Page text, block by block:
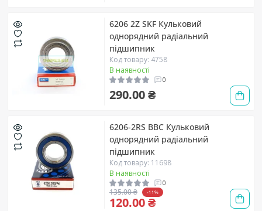
6206 2Z SKF Кульковий
однорядний радіальний
підшипник
Код товару: 4758
В наявності
0
290.00 ₴
6206-2RS BBC Кульковий
однорядний радіальний
підшипник
Код товару: 11698
В наявності
0
135.00 ₴ -11%
120.00 ₴